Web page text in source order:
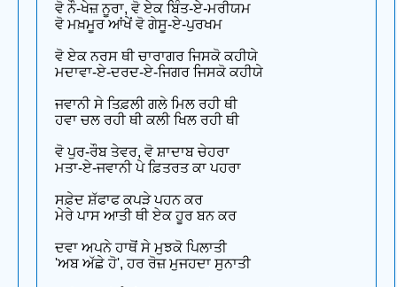
ਵੋ ਨੌ-ਖੇਜ਼ ਨੂਰਾ, ਵੋ ਏਕ ਬਿੰਤ-ਏ-ਮਰੀਯਮ
ਵੋ ਮਖ਼ਮੂਰ ਆਂਖੇਂ ਵੋ ਗੇਸੂ-ਏ-ਪੁਰਖਮ
ਵੋ ਏਕ ਨਰਸ ਥੀ ਚਾਰਾਗਰ ਜਿਸਕੋ ਕਹੀਯੇ
ਮਦਾਵਾ-ਏ-ਦਰਦ-ਏ-ਜਿਗਰ ਜਿਸਕੋ ਕਹੀਯੇ
ਜਵਾਨੀ ਸੇ ਤਿਫ਼ਲੀ ਗਲੇ ਮਿਲ ਰਹੀ ਥੀ
ਹਵਾ ਚਲ ਰਹੀ ਥੀ ਕਲੀ ਖਿਲ ਰਹੀ ਥੀ
ਵੋ ਪੁਰ-ਰੌਬ ਤੇਵਰ, ਵੋ ਸ਼ਾਦਾਬ ਚੇਹਰਾ
ਮਤਾ-ਏ-ਜਵਾਨੀ ਪੇ ਫ਼ਿਤਰਤ ਕਾ ਪਹਰਾ
ਸਫ਼ੇਦ ਸ਼ੱਫਾਫ ਕਪੜੇ ਪਹਨ ਕਰ
ਮੇਰੇ ਪਾਸ ਆਤੀ ਥੀ ਏਕ ਹੂਰ ਬਨ ਕਰ
ਦਵਾ ਅਪਨੇ ਹਾਥੋਂ ਸੇ ਮੁਝਕੋ ਪਿਲਾਤੀ
'ਅਬ ਅੱਛੇ ਹੋ', ਹਰ ਰੋਜ਼ ਮੁਜਹਦਾ ਸੁਨਾਤੀ